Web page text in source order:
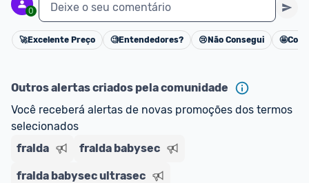
0 Deixe o seu comentário
Cancelar
🚀Excelente Preço 🧐Entendedores? 😢 Não Consegui 🤩
Outros alertas criados pela comunidade
Você receberá alertas de novas promoções dos termos
selecionados
fralda
fralda babysec
fralda babysec ultrasec